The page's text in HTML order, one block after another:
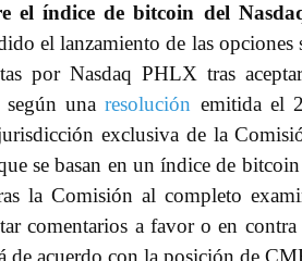
el índice de bitcoin del
el lanzamiento de las opciones
por Nasdaq PHLX tras
según unaresolución emitida el
exclusiva de la
se basan en un índice de
la Comisión al completo
comentarios a favor o en contra
de acuerdo con la posición de